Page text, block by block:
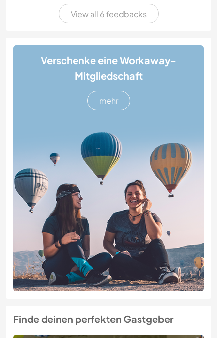
View all 6 feedbacks
Verschenke eine Workaway-
Mitgliedschaft
mehr
Finde deinen perfekten Gastgeber